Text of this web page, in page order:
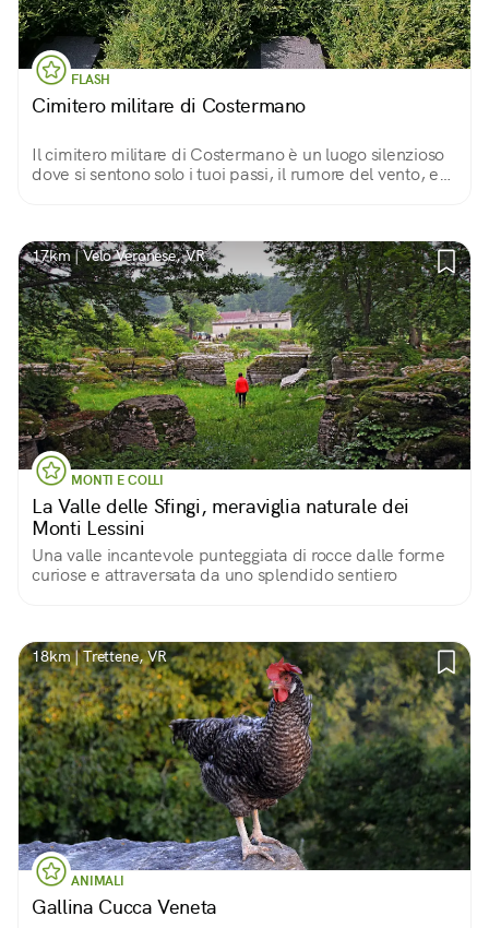
FLASH
Cimitero militare di Costermano
Il cimitero militare di Costermano è un luogo silenzioso
dove si sentono solo i tuoi passi, il rumore del vento, e
17km | Velo Veronese, VR
MONTI E COLLI
La Valle delle Sfingi, meraviglia naturale dei
Monti Lessini
Una valle incantevole punteggiata di rocce dalle forme
curiose e attraversata da uno splendido sentiero
18km | Trettene, VR
ANIMALI
Gallina Cucca Veneta